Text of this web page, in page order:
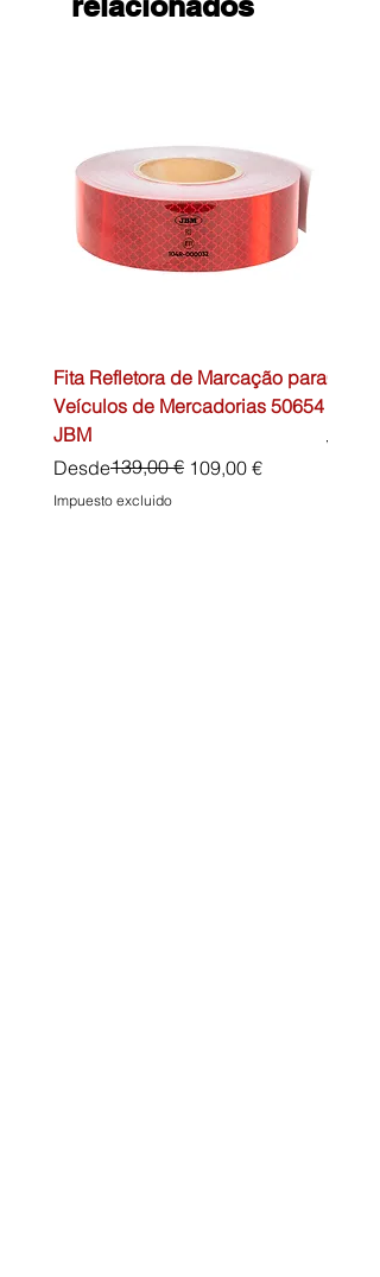
Fita Refletora de Marcação para
Veículos de Mercadorias 50654
JBM
Desde
Precio139,00 € 109,00 €
Precio de oferta
Impuesto excluido
Precio
45,00 €